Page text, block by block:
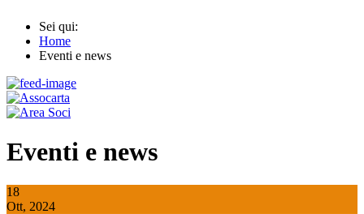
Sei qui:
Home
Eventi e news
Eventi e news
18
Ott, 2024